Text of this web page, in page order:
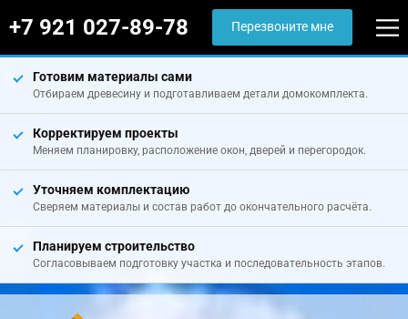
+7 921 027-89-78 Перезвоните мне
Готовим материалы сами
Отбираем древесину и подготавливаем детали домокомплекта.
Корректируем проекты
Меняем планировку, расположение окон, дверей и перегородок.
Уточняем комплектацию
Сверяем материалы и состав работ до окончательного расчёта.
Планируем строительство
Согласовываем подготовку участка и последовательность этапов.